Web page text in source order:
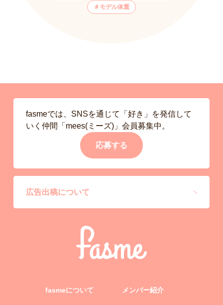
モデル体重
fasmeでは、SNSを通じて「好き」を発信して
いく仲間「mees(ミーズ)」会員募集中。
応募する
広告出稿について
fasmeについて メンバー紹介